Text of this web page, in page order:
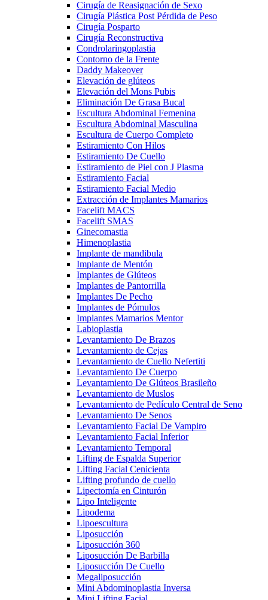
Cirugía de Reasignación de Sexo
Cirugía Plástica Post Pérdida de Peso
Cirugía Posparto
Cirugía Reconstructiva
Condrolaringoplastia
Contorno de la Frente
Daddy Makeover
Elevación de glúteos
Elevación del Mons Pubis
Eliminación De Grasa Bucal
Escultura Abdominal Femenina
Escultura Abdominal Masculina
Escultura de Cuerpo Completo
Estiramiento Con Hilos
Estiramiento De Cuello
Estiramiento de Piel con J Plasma
Estiramiento Facial
Estiramiento Facial Medio
Extracción de Implantes Mamarios
Facelift MACS
Facelift SMAS
Ginecomastia
Himenoplastia
Implante de mandibula
Implante de Mentón
Implantes de Glúteos
Implantes de Pantorrilla
Implantes De Pecho
Implantes de Pómulos
Implantes Mamarios Mentor
Labioplastia
Levantamiento De Brazos
Levantamiento de Cejas
Levantamiento de Cuello Nefertiti
Levantamiento De Cuerpo
Levantamiento De Glúteos Brasileño
Levantamiento de Muslos
Levantamiento de Pedículo Central de Seno
Levantamiento De Senos
Levantamiento Facial De Vampiro
Levantamiento Facial Inferior
Levantamiento Temporal
Lifting de Espalda Superior
Lifting Facial Cenicienta
Lifting profundo de cuello
Lipectomía en Cinturón
Lipo Inteligente
Lipodema
Lipoescultura
Liposucción
Liposucción 360
Liposucción De Barbilla
Liposucción De Cuello
Megaliposucción
Mini Abdominoplastia Inversa